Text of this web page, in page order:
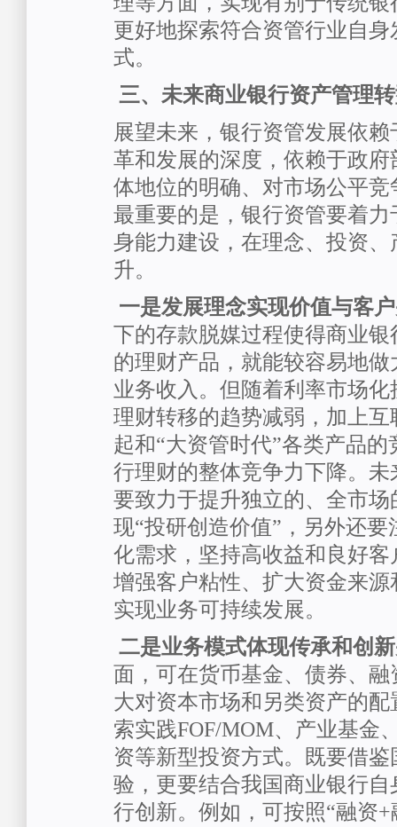
更好地探索符合资管行业自
式。
三、未来商业银行资产管理
展望未来，银行资管发展依
革和发展的深度，依赖于政
体地位的明确、对市场公平
最重要的是，银行资管要着
身能力建设，在理念、投资
升。
一是发展理念实现价值与客
下的存款脱媒过程使得商业
的理财产品，就能较容易地
业务收入。但随着利率市场
理财转移的趋势减弱，加上
起和“大资管时代”各类产品
行理财的整体竞争力下降。
要致力于提升独立的、全市
现“投研创造价值”，另外还
化需求，坚持高收益和良好
增强客户粘性、扩大资金来
实现业务可持续发展。
二是业务模式体现传承和创
面，可在货币基金、债券、
大对资本市场和另类资产的
索实践FOF/MOM、产业基金
资等新型投资方式。既要借
验，更要结合我国商业银行
行创新。例如，可按照“融资